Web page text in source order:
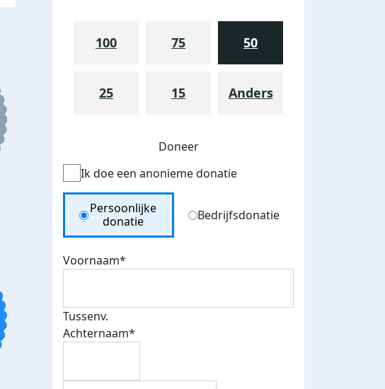
100 75 50
25 15 Anders
Doneer
Ik doe een anonieme donatie
Donation Type
Persoonlijke
donatie
Bedrijfsdonatie
Voornaam*
Tussenv.
Achternaam*